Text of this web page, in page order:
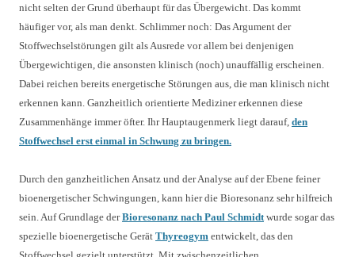
nicht selten der Grund überhaupt für das Übergewicht. Das kommt
häufiger vor, als man denkt. Schlimmer noch: Das Argument der
Stoffwechselstörungen gilt als Ausrede vor allem bei denjenigen
Übergewichtigen, die ansonsten klinisch (noch) unauffällig erscheinen.
Dabei reichen bereits energetische Störungen aus, die man klinisch nicht
erkennen kann. Ganzheitlich orientierte Mediziner erkennen diese
Zusammenhänge immer öfter. Ihr Hauptaugenmerk liegt darauf, den
Stoffwechsel erst einmal in Schwung zu bringen.
Durch den ganzheitlichen Ansatz und der Analyse auf der Ebene feiner
bioenergetischer Schwingungen, kann hier die Bioresonanz sehr hilfreich
sein. Auf Grundlage derBioresonanz nach Paul Schmidt wurde sogar das
spezielle bioenergetische Gerät Thyreogym entwickelt, das den